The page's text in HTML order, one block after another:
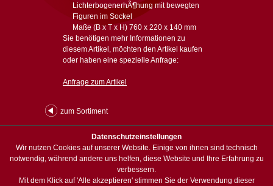
Datenschutzeinstellungen
Wir nutzen Cookies auf unserer Website. Einige von ihnen sind technisch
notwendig, während andere uns helfen, diese Website und Ihre Erfahrung zu
verbessern.
Mit dem Klick auf 'Alle akzeptieren' stimmen Sie der Verwendung dieser
LichterbogenerhÃ¶hung mit bewegten
Figuren im Sockel
Maße (B x T x H) 760 x 220 x 140 mm
Sie benötigen mehr Informationen zu
diesem Artikel, möchten den Artikel kaufen
oder haben eine spezielle Anfrage:
Anfrage zum Artikel
zum Sortiment
© Holzwerkstatt Weisbach
Dorfstraße 49 · 08297 Zwßnitz/OT Brünlos
info@holzwerkstatt-weisbach.de